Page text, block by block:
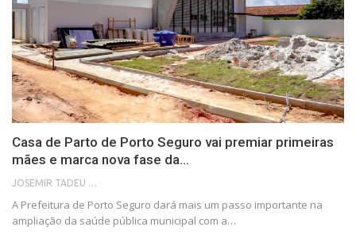
Casa de Parto de Porto Seguro vai premiar primeiras
mães e marca nova fase da…
JOSEMIR TADEU FONSECA
A Prefeitura de Porto Seguro dará mais um passo importante na
ampliação da saúde pública municipal com a…